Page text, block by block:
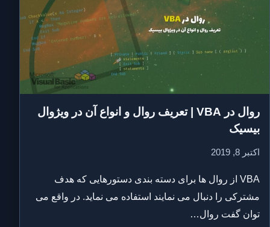
روال در VBA | تعریف روال و انواع آن در ویژوال
بیسیک
اکتبر 8, 2019
VBA از روال ها برای دسته بندی دستورهایی که هدف
مشترکی را دنبال می نمایند استفاده می نماید. در واقع می
توان گفت روال…